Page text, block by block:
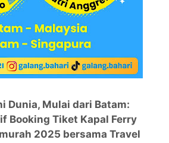
Dunia, Mulai dari Batam:
Booking Tiket Kapal Ferry
2025 bersama Travel